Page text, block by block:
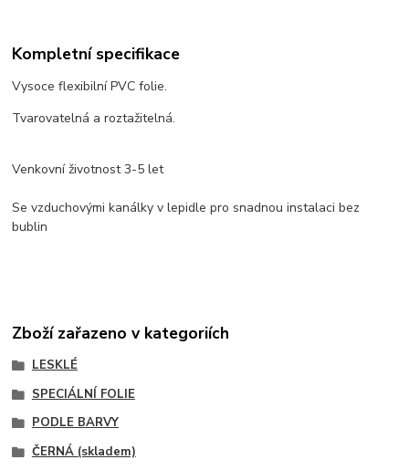
Kompletní specifikace
Vysoce flexibilní PVC folie.
Tvarovatelná a roztažitelná.
Venkovní životnost3-5 let
Se vzduchovými kanálky v lepidle pro snadnou instalaci bez
bublin
Zboží zařazeno v kategoriích
LESKLÉ
SPECIÁLNÍ FOLIE
PODLE BARVY
ČERNÁ (skladem)